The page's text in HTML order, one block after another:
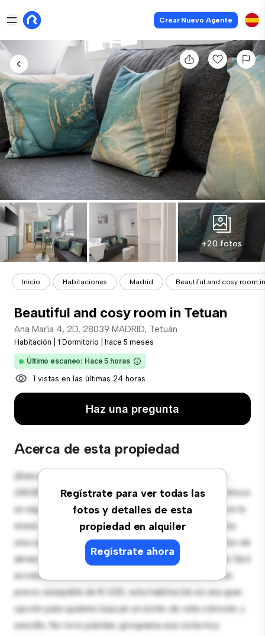
Crear Nuevo Agente
+20 fotos
Inicio Habitaciones Madrid Beautiful and cosy room
Beautiful and cosy room in Tetuan
Ana María 4, 2D, 28039 MADRID, Tetuán
Habitación 1 Dormitorio hace 5 meses
Último escaneo: Hace 5 horas
1 vistas en las últimas 24 horas
Haz una pregunta
Acerca de esta propiedad
Regístrate para ver todas las
fotos y detalles de esta
propiedad en alquiler
Regístrate ahora
¡Bienvenido a tu nueva estancia en Ana María 4, 2D,
28039 MADRID, Tetuán! Esta cómoda habitación ofrece
un espacio de vida pacífico y privado. Amueblada con lo
esencial para tu disfrute, esta habitación proporciona
una cama cómoda, un espacio de trabajo y soluciones de
almacenamiento. Con su increíble ubicación, tendrás fácil
acceso a servicios y zonas de ocio cercanas. Con un
precio asequible de € 630, esta habitación es una gran
opción para quienes buscan un estilo de vida cómodo y
sencillo. No te lo pierdas: ¡programa una visita hoy